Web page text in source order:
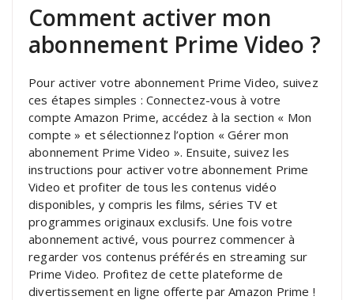
Comment activer mon
abonnement Prime Video ?
Pour activer votre abonnement Prime Video, suivez
ces étapes simples : Connectez-vous à votre
compte Amazon Prime, accédez à la section « Mon
compte » et sélectionnez l’option « Gérer mon
abonnement Prime Video ». Ensuite, suivez les
instructions pour activer votre abonnement Prime
Video et profiter de tous les contenus vidéo
disponibles, y compris les films, séries TV et
programmes originaux exclusifs. Une fois votre
abonnement activé, vous pourrez commencer à
regarder vos contenus préférés en streaming sur
Prime Video. Profitez de cette plateforme de
divertissement en ligne offerte par Amazon Prime !